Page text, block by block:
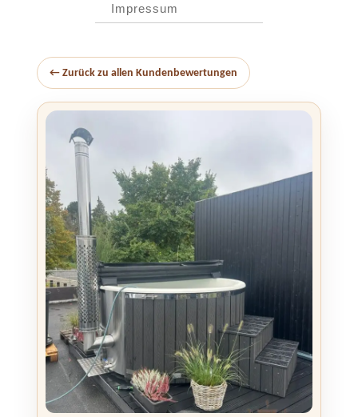
Impressum
← Zurück zu allen Kundenbewertungen